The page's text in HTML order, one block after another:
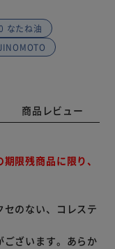
なたね油
商品レビュー
限残商品に限り、
のない、コレステ
ざいます。あらか